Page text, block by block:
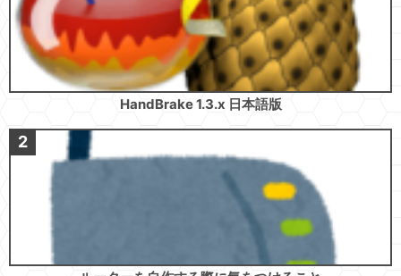
HandBrake 1.3.x 日本語版